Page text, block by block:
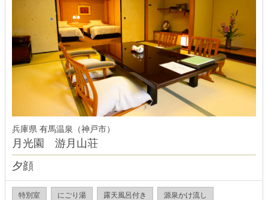
兵庫県 有馬温泉（神戸市）
月光園 游月山荘
夕顔
特別室 にごり湯 露天風呂付き 源泉かけ流し